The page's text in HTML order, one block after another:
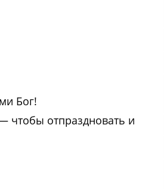
Бог!
чтобы отпраздновать и